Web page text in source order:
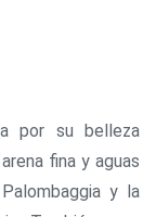
por su belleza
fina y aguas
y la